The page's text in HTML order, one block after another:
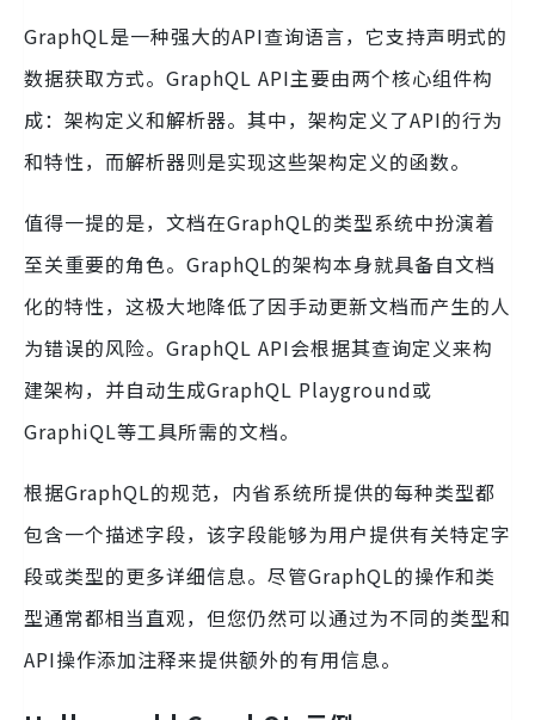
GraphQL是一种强大的API查询语言，它支持声明式的
数据获取方式。GraphQL API主要由两个核心组件构
成：架构定义和解析器。其中，架构定义了API的行为
和特性，而解析器则是实现这些架构定义的函数。
值得一提的是，文档在GraphQL的类型系统中扮演着
至关重要的角色。GraphQL的架构本身就具备自文档
化的特性，这极大地降低了因手动更新文档而产生的人
为错误的风险。GraphQL API会根据其查询定义来构
建架构，并自动生成GraphQL Playground或
GraphiQL等工具所需的文档。
根据GraphQL的规范，内省系统所提供的每种类型都
包含一个描述字段，该字段能够为用户提供有关特定字
段或类型的更多详细信息。尽管GraphQL的操作和类
型通常都相当直观，但您仍然可以通过为不同的类型和
API操作添加注释来提供额外的有用信息。